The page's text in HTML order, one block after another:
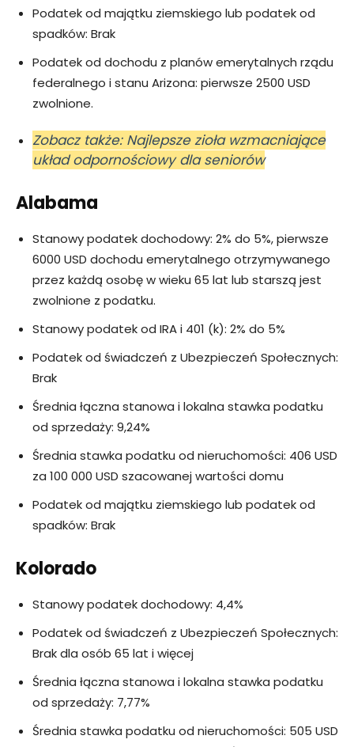
Podatek od majątku ziemskiego lub podatek od
spadków: Brak
Podatek od dochodu z planów emerytalnych rządu
federalnego i stanu Arizona: pierwsze 2500 USD
zwolnione.
Zobacz także: Najlepsze zioła wzmacniające
układ odpornościowy dla seniorów
Alabama
Stanowy podatek dochodowy: 2% do 5%, pierwsze
6000 USD dochodu emerytalnego otrzymywanego
przez każdą osobę w wieku 65 lat lub starszą jest
zwolnione z podatku.
Stanowy podatek od IRA i 401 (k): 2% do 5%
Podatek od świadczeń z Ubezpieczeń Społecznych:
Brak
Średnia łączna stanowa i lokalna stawka podatku
od sprzedaży: 9,24%
Średnia stawka podatku od nieruchomości: 406 USD
za 100 000 USD szacowanej wartości domu
Podatek od majątku ziemskiego lub podatek od
spadków: Brak
Kolorado
Stanowy podatek dochodowy: 4,4%
Podatek od świadczeń z Ubezpieczeń Społecznych:
Brak dla osób 65 lat i więcej
Średnia łączna stanowa i lokalna stawka podatku
od sprzedaży: 7,77%
Średnia stawka podatku od nieruchomości: 505 USD